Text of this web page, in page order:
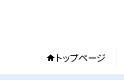
トップページ